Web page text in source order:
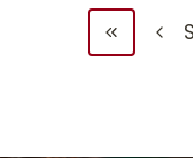
Wróć do